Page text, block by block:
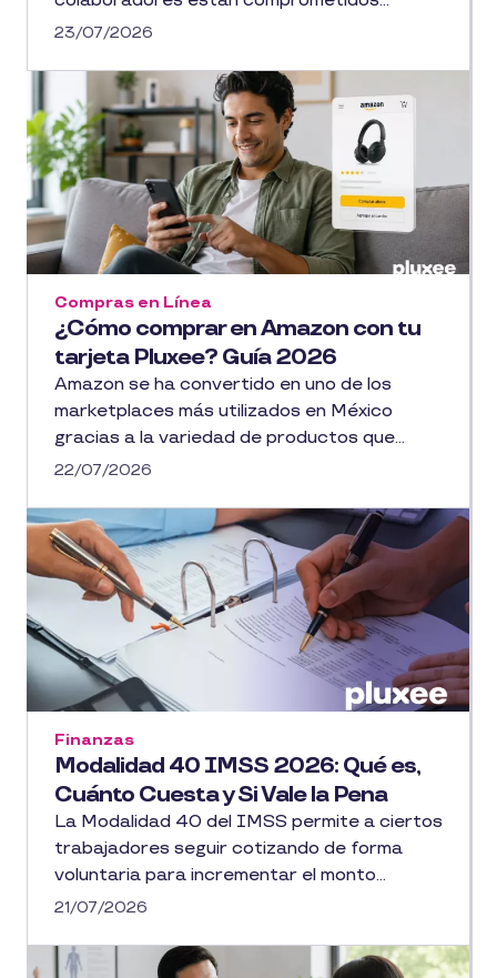
23/07/2026
¿Cómo comprar en Amazon con tu
tarjeta Pluxee? Guía 2026
Compras en Línea
Amazon se ha convertido en uno de los
marketplaces más utilizados en México
gracias a la variedad de productos que...
22/07/2026
Modalidad 40 IMSS 2026: Qué es,
Cuánto Cuesta y Si Vale la Pena
Finanzas
La Modalidad 40 del IMSS permite a ciertos
trabajadores seguir cotizando de forma
voluntaria para incrementar el monto...
21/07/2026